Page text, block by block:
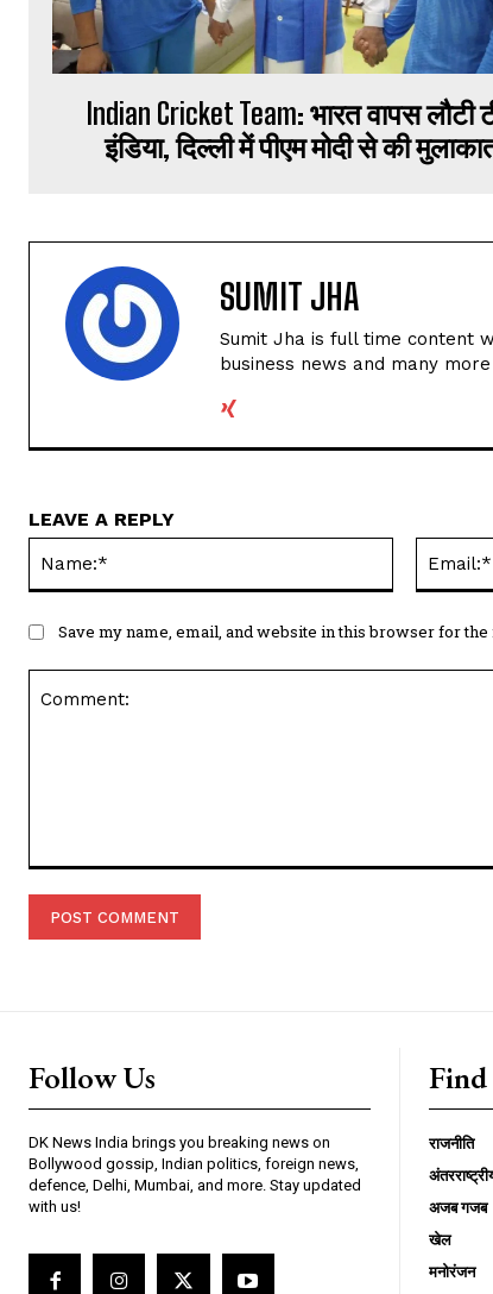
Indian Cricket Team: भारत वापस लौटी
इंडिया, दिल्ली में पीएम मोदी से की
SUMIT JHA
Sumit Jha is full time content
business news and many
LEAVE A REPLY
Save my name, email, and website in this browser for
Follow Us
DK News India brings you breaking news on
Bollywood gossip, Indian politics, foreign news,
defence, Delhi, Mumbai, and more. Stay updated
with us!
राजनीति
अजब गजब
खेल
मनोरंजन